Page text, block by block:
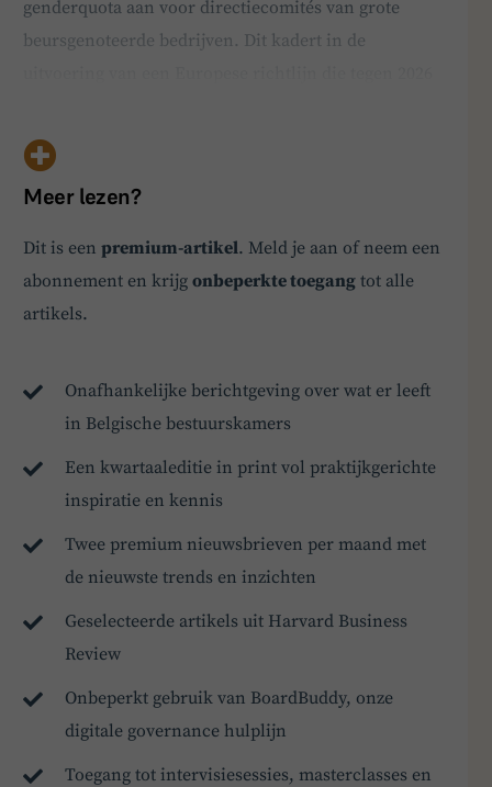
genderquota aan voor directiecomités van grote
beursgenoteerde bedrijven. Dit kadert in de
omstreden. De EU-richtlijn verhoogt het verplichte
aandeel vrouwen in bestuursraden van 33 naar 40
procent en breidt d…
Meer lezen?
Dit is eenpremium-artikel. Meld je aan of neem een
abonnement en krijgonbeperkte toegang tot alle
artikels.
Onafhankelijke berichtgeving over wat er leeft
in Belgische bestuurskamers
Een kwartaaleditie in print vol praktijkgerichte
inspiratie en kennis
Twee premium nieuwsbrieven per maand met
de nieuwste trends en inzichten
Geselecteerde artikels uit Harvard Business
Review
Onbeperkt gebruik van BoardBuddy, onze
digitale governance hulplijn
Toegang tot intervisiesessies, masterclasses en
BoardBuddy
Hey! Heb je een vraag over goed bestuur? Stel
ze gerust!